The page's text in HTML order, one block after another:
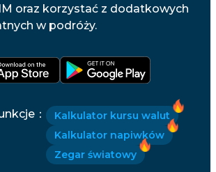
oraz korzystać z dodatkowych
w podróży.
：
Kalkulator kursu walut
Kalkulator napiwków
Zegar światowy